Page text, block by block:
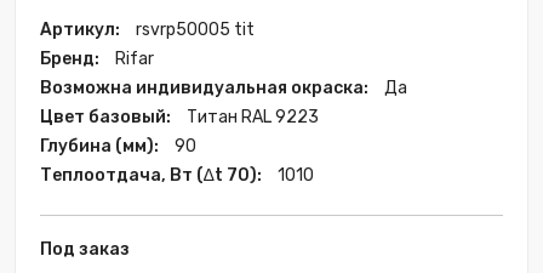
Артикул:
rsvrp50005 tit
Бренд:
Rifar
Возможна индивидуальная окраска:
Да
Цвет базовый:
Титан RAL 9223
Глубина (мм):
90
Теплоотдача, Вт (∆t 70):
1010
Под заказ